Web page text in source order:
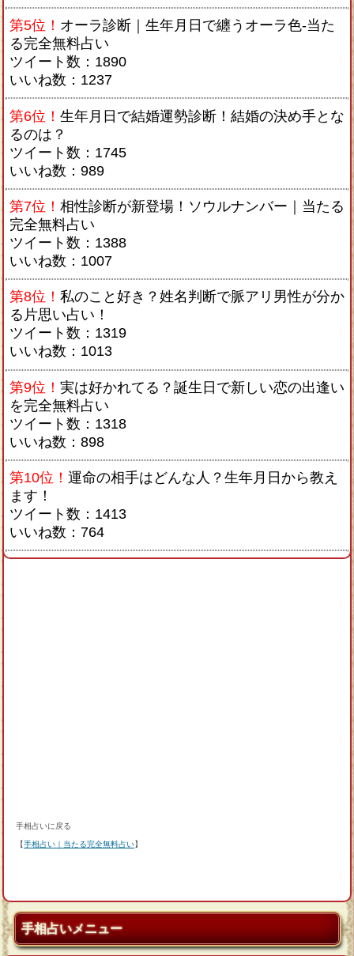
第5位！ オーラ診断｜生年月日で纏うオーラ色-当た
る完全無料占い
ツイート数：1890
いいね数：1237
第6位！ 生年月日で結婚運勢診断！結婚の決め手とな
るのは？
ツイート数：1745
いいね数：989
第7位！ 相性診断が新登場！ソウルナンバー｜当たる
完全無料占い
ツイート数：1388
いいね数：1007
第8位！ 私のこと好き？姓名判断で脈アリ男性が分か
る片思い占い！
ツイート数：1319
いいね数：1013
第9位！ 実は好かれてる？誕生日で新しい恋の出逢い
を完全無料占い
ツイート数：1318
いいね数：898
第10位！ 運命の相手はどんな人？生年月日から教え
ます！
ツイート数：1413
いいね数：764
手相占いに戻る
【手相占い｜当たる完全無料占い】
手相占いメニュー